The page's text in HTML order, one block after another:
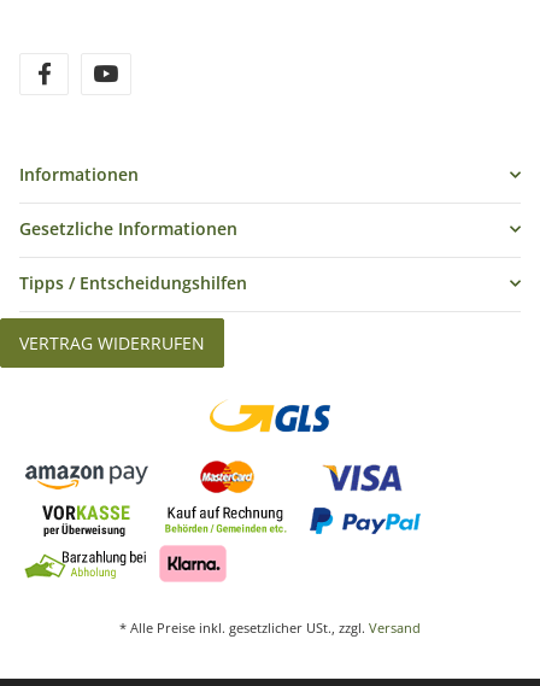
Informationen
Gesetzliche Informationen
Tipps / Entscheidungshilfen
VERTRAG WIDERRUFEN
* Alle Preise inkl. gesetzlicher USt., zzgl. Versand